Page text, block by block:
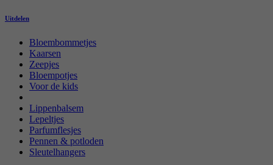
Uitdelen
Bloembommetjes
Kaarsen
Zeepjes
Bloempotjes
Voor de kids
Lippenbalsem
Lepeltjes
Parfumflesjes
Pennen & potloden
Sleutelhangers